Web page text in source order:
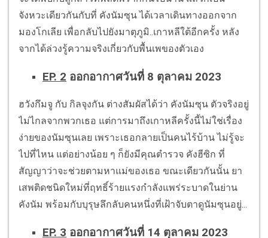
จังหวะเดียวกันกับที่ คังนัมซุน ได้เวลาเดินทางออกจาก
มองโกเลีย เพื่อกลับไปยังมาตุภูมิ..เกาหลีใต้อีกครั้ง หลัง
จากได้ล่วงรู้ความจริงเกี่ยวกับพื้นเพของตัวเอง
EP. 2 ออกอากาศวันที่ 8 ตุลาคม 2023
ฮวังกึมจู กับ กิลจุงกัน ต่างสัมผัสได้ว่า คังนัมซุน ตัวจริงอยู่
ไม่ไกลจากพวกเธอ แต่การมาถึงเกาหลีครั้งนี้ไม่ใช่เรื่อง
ง่ายของนัมซุนเลย เพราะเธอกลายเป็นคนไร้บ้าน ไม่รู้จะ
ไปที่ไหน แต่อย่างน้อย ๆ ก็ยังมีคุณตำรวจ คังฮีซิก ที่
สัญญาว่าจะช่วยตามหาแม่ของเธอ ขณะเดียวกันนั้น ยา
เสพติดชนิดใหม่ที่ฤทธิ์ร้ายแรงกำลังแพร่ระบาดในย่าน
คังนัม พร้อมกับบุรุษลึกลับคนหนึ่งที่เฝ้าจับตาดูนัมซุนอยู่...
EP. 3 ออกอากาศวันที่ 14 ตุลาคม 2023